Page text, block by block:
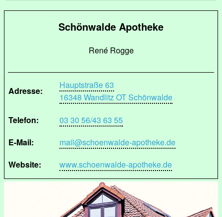
Schönwalde Apotheke
René Rogge
Adresse:
Hauptstraße 63
16348 Wandlitz OT Schönwalde
Telefon:
03 30 56/43 63 55
E-Mail:
mail@schoenwalde-apotheke.de
Website:
www.schoenwalde-apotheke.de